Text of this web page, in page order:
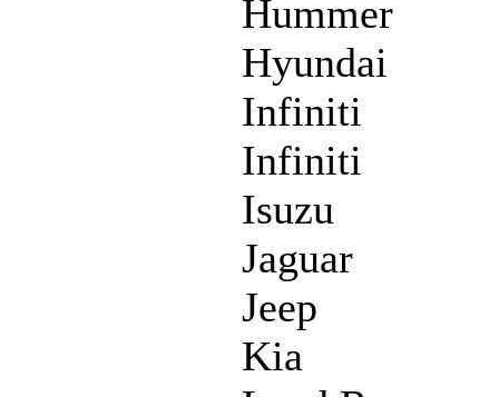
Hummer
Hyundai
Infiniti
Infiniti
Isuzu
Jaguar
Jeep
Kia